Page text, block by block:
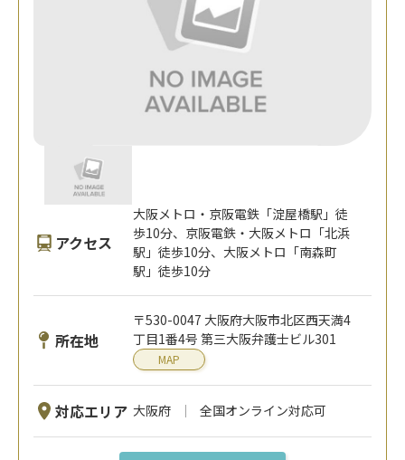
アクセス
大阪メトロ・京阪電鉄「淀屋橋駅」徒
歩10分、京阪電鉄・大阪メトロ「北浜
駅」徒歩10分、大阪メトロ「南森町
駅」徒歩10分
所在地
〒530-0047 大阪府大阪市北区西天満4
丁目1番4号 第三大阪弁護士ビル301
MAP
対応エリア 大阪府 全国オンライン対応可